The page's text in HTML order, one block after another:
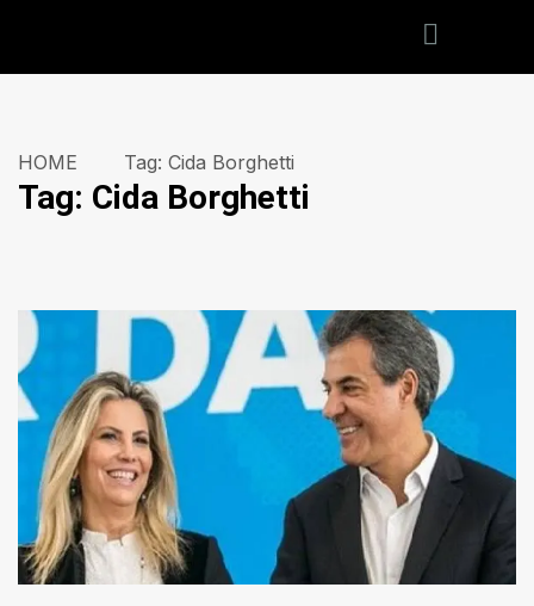
HOME Tag: Cida Borghetti
Tag: Cida Borghetti